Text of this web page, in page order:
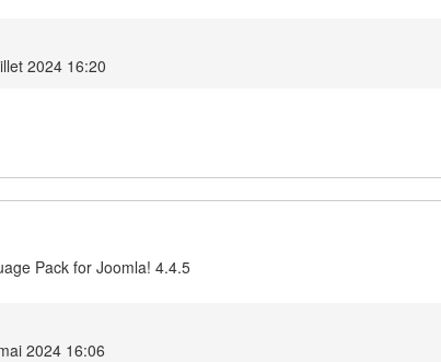
2024 16:20
Pack for Joomla! 4.4.5
2024 16:06